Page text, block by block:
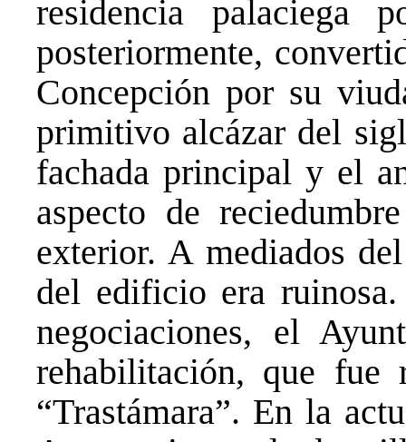
residencia palaciega
posteriormente,
Concepción por su
primitivo alcázar del
fachada principal y el
aspecto de
exterior. A mediados
del edificio era
negociaciones, el
rehabilitación, que fue
“Trastámara”. En la